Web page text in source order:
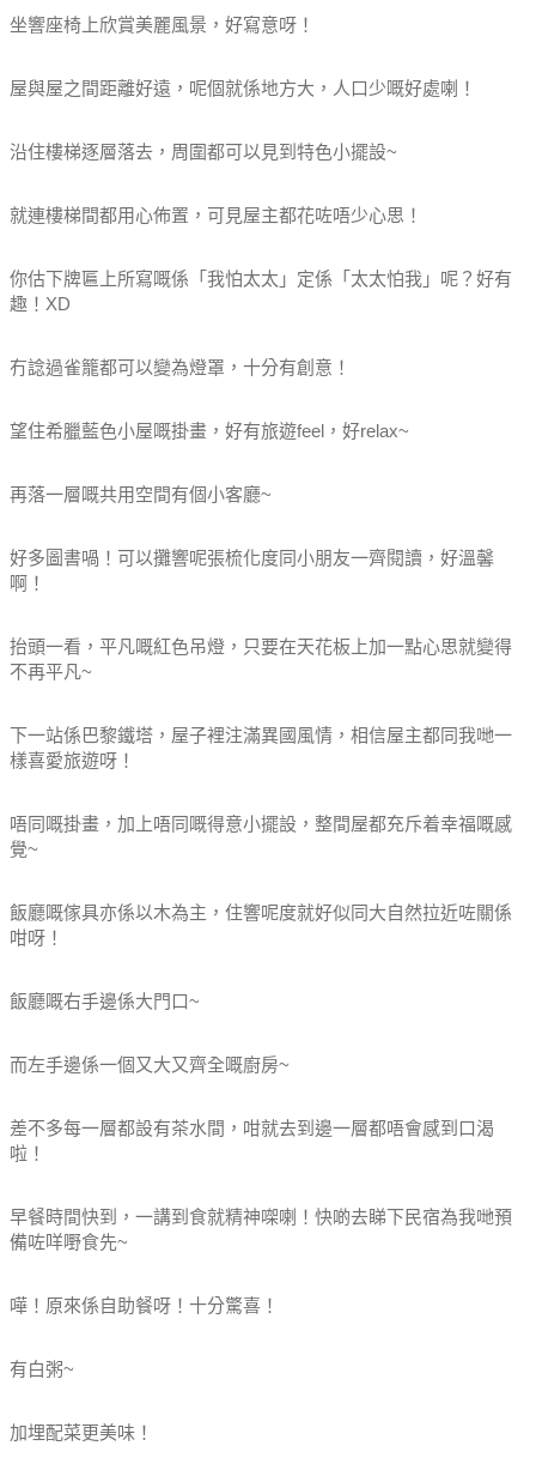
坐響座椅上欣賞美麗風景，好寫意呀！
屋與屋之間距離好遠，呢個就係地方大，人口少嘅好處喇！
沿住樓梯逐層落去，周圍都可以見到特色小擺設~
就連樓梯間都用心佈置，可見屋主都花咗唔少心思！
你估下牌匾上所寫嘅係「我怕太太」定係「太太怕我」呢？好有
趣！XD
冇諗過雀籠都可以變為燈罩，十分有創意！
望住希臘藍色小屋嘅掛畫，好有旅遊feel，好relax~
再落一層嘅共用空間有個小客廳~
好多圖書喎！可以攤響呢張梳化度同小朋友一齊閱讀，好溫馨
啊！
抬頭一看，平凡嘅紅色吊燈，只要在天花板上加一點心思就變得
不再平凡~
下一站係巴黎鐵塔，屋子裡注滿異國風情，相信屋主都同我哋一
樣喜愛旅遊呀！
唔同嘅掛畫，加上唔同嘅得意小擺設，整間屋都充斥着幸福嘅感
覺~
飯廳嘅傢具亦係以木為主，住響呢度就好似同大自然拉近咗關係
咁呀！
飯廳嘅右手邊係大門口~
而左手邊係一個又大又齊全嘅廚房~
差不多每一層都設有茶水間，咁就去到邊一層都唔會感到口渴
啦！
早餐時間快到，一講到食就精神㗎喇！快啲去睇下民宿為我哋預
備咗咩嘢食先~
嘩！原來係自助餐呀！十分驚喜！
有白粥~
加埋配菜更美味！